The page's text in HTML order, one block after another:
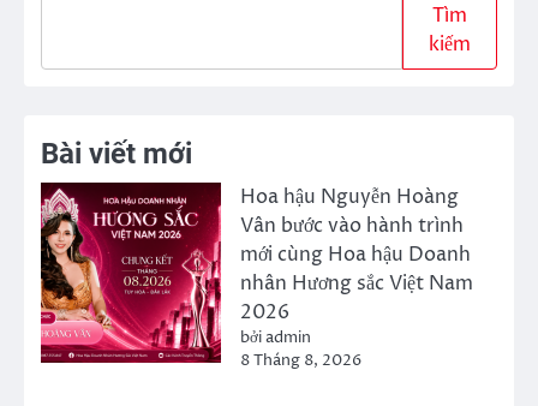
Tìm
kiếm
Bài viết mới
Hoa hậu Nguyễn Hoàng
Vân bước vào hành trình
mới cùng Hoa hậu Doanh
nhân Hương sắc Việt Nam
2026
bởi admin
8 Tháng 8, 2026